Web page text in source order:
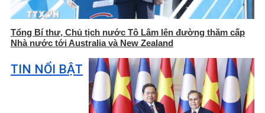
Tổng Bí thư, Chủ tịch nước Tô Lâm lên đường thăm cấp
Nhà nước tới Australia và New Zealand
TIN NỔI BẬT